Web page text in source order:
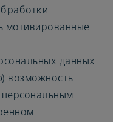
мотивированные
данных
возможность
персональным